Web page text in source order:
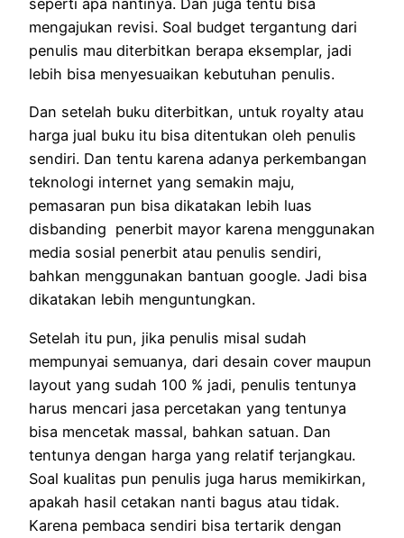
seperti apa nantinya. Dan juga tentu bisa
mengajukan revisi. Soal budget tergantung dari
penulis mau diterbitkan berapa eksemplar, jadi
lebih bisa menyesuaikan kebutuhan penulis.
Dan setelah buku diterbitkan, untuk royalty atau
harga jual buku itu bisa ditentukan oleh penulis
sendiri. Dan tentu karena adanya perkembangan
teknologi internet yang semakin maju,
pemasaran pun bisa dikatakan lebih luas
disbanding penerbit mayor karena menggunakan
media sosial penerbit atau penulis sendiri,
bahkan menggunakan bantuan google. Jadi bisa
dikatakan lebih menguntungkan.
Setelah itu pun, jika penulis misal sudah
mempunyai semuanya, dari desain cover maupun
layout yang sudah 100 % jadi, penulis tentunya
harus mencari jasa percetakan yang tentunya
bisa mencetak massal, bahkan satuan. Dan
tentunya dengan harga yang relatif terjangkau.
Soal kualitas pun penulis juga harus memikirkan,
apakah hasil cetakan nanti bagus atau tidak.
Karena pembaca sendiri bisa tertarik dengan